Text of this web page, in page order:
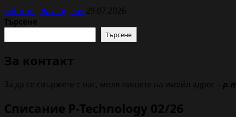
petarangelovangelov 29.07.2026
Търсене
Търсене
За контакт
За да се свържете с нас, моля пишете на имейл адрес –
Списание P-Technology 02/26